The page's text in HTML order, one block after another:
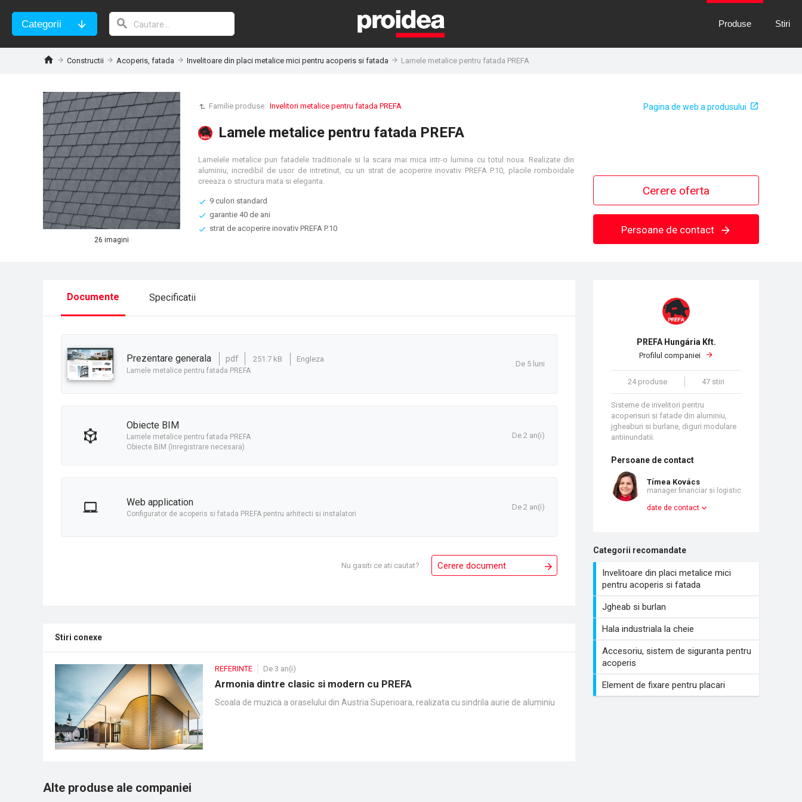
Categorii Produse Stiri
Constructii Acoperis, fatada Invelitoare din placi metalice mici pentru acoperis si fatada Lamele metalice pentru fatada PREFA
Familie produse: Invelitori metalice pentru fatada PREFA Pagina de web a produsului
Lamele metalice pentru fatada PREFA
26 imagini
Lamelele metalice pun fatadele traditionale si la scara mai mica intr-o lumina cu totul noua. Realizate din
aluminiu, incredibil de usor de intretinut, cu un strat de acoperire inovativ PREFA P.10, placile romboidale
creeaza o structura mata si eleganta.
9 culori standard
garantie 40 de ani
strat de acoperire inovativ PREFA P.10
Cerere oferta
Persoane de contact
PREFA Hungária Kft.
Profilul companiei
24 produse 47 stiri
Sisteme de invelitori pentru
acoperisuri si fatade din aluminiu,
jgheaburi si burlane, diguri modulare
antiinundatii.
Persoane de contact
Tímea Kovács
manager financiar si logistic
date de contact
Categorii recomandate
Invelitoare din placi metalice mici
pentru acoperis si fatada
Jgheab si burlan
Hala industriala la cheie
Accesoriu, sistem de siguranta pentru
acoperis
Element de fixare pentru placari
Documente Specificatii
prezentare generala pdf 251.7 kB Engleza
Lamele metalice pentru fatada PREFA
De 5 luni
obiecte BIM
Lamele metalice pentru fatada PREFA
Obiecte BIM (Inregistrare necesara)
De 2 an(i)
Web application
Configurator de acoperis si fatada PREFA pentru arhitecti si instalatori
De 2 an(i)
Nu gasiti ce ati cautat? Cerere document
Stiri conexe
REFERINTE De 3 an(i)
Armonia dintre clasic si modern cu PREFA
Scoala de muzica a oraselului din Austria Superioara, realizata cu sindrila aurie de aluminiu
Alte produse ale companiei